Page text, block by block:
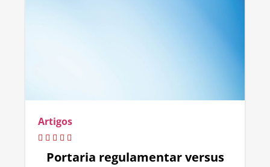
Artigos
Portaria regulamentar versus